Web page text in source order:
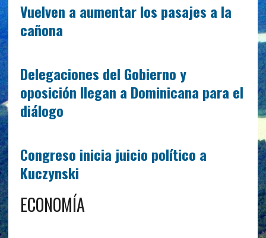
Vuelven a aumentar los pasajes a la
cañona
Delegaciones del Gobierno y
oposición llegan a Dominicana para el
diálogo
Congreso inicia juicio político a
Kuczynski
ECONOMÍA